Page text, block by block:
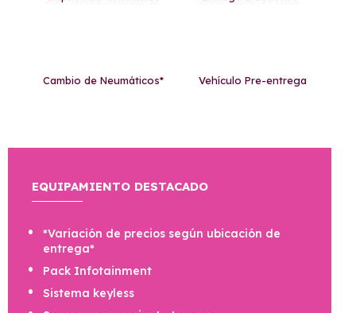
Cambio de Neumáticos* Vehículo Pre-entrega
EQUIPAMIENTO DESTACADO
*Variación de precios según ubicación de
entrega*
Pack Infotainment
Sistema keyless